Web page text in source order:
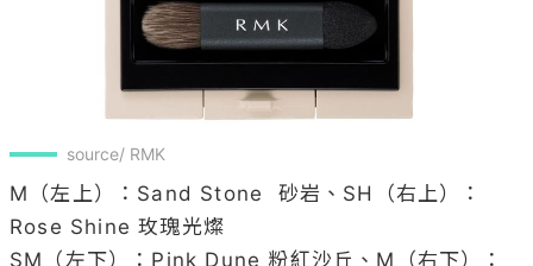
source/ RMK
M（左上）：Sand Stone  砂岩、SH（右上）：
Rose Shine 玫瑰光燦
SM（左下）：Pink Dune 粉紅沙丘、M（右下）：